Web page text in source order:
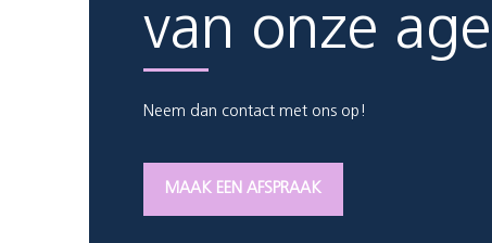
van onze
Neem dan contact met ons op!
MAAK EEN AFSPRAAK